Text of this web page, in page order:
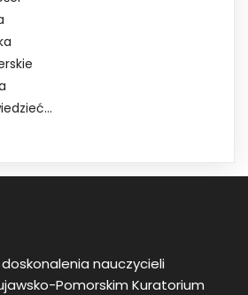
nauczycieli
Pomorskim Kuratorium